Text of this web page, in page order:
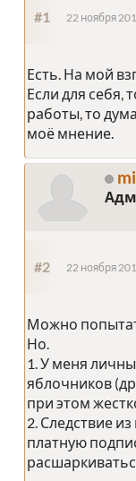
#1 22 ноября
Есть. На мой
Если для себя,
работы, то
моё мнение.
#2 22 ноября
Можно
Но.
1. У меня
яблочников
при этом
2. Следствие
платную